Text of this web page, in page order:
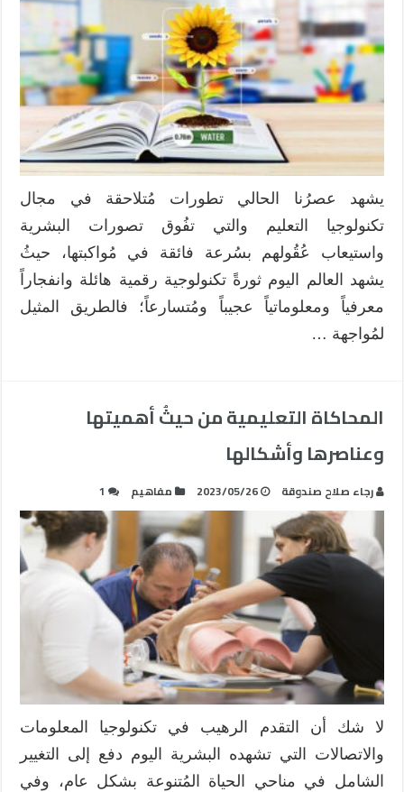
يشهد عصرُنا الحالي تطورات مُتلاحقة في مجال
تكنولوجيا التعليم والتي تفُوق تصورات البشرية
واستيعاب عُقُولهم بسُرعة فائقة في مُواكبتها، حيثُ
يشهد العالم اليوم ثورةً تكنولوجية رقمية هائلة وانفجاراً
معرفياً ومعلوماتياً عجيباً ومُتسارعاً؛ فالطريق المثيل
لمُواجهة …
المحاكاة التعليمية من حيثُ أهميتها
وعناصرها وأشكالها
رجاء صلاح صندوقة 2023/05/26 مفاهيم 1
لا شك أن التقدم الرهيب في تكنولوجيا المعلومات
والاتصالات التي تشهده البشرية اليوم دفع إلى التغيير
الشامل في مناحي الحياة المُتنوعة بشكل عام، وفي